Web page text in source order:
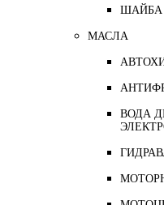
ШАЙБА
МАСЛА
ВОДА